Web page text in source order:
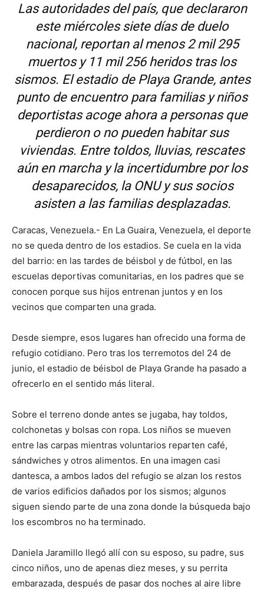
Las autoridades del país, que declararon
este miércoles siete días de duelo
nacional, reportan al menos 2 mil 295
muertos y 11 mil 256 heridos tras los
sismos. El estadio de Playa Grande, antes
punto de encuentro para familias y niños
deportistas acoge ahora a personas que
perdieron o no pueden habitar sus
viviendas. Entre toldos, lluvias, rescates
aún en marcha y la incertidumbre por los
desaparecidos, la ONU y sus socios
asisten a las familias desplazadas.
Caracas, Venezuela.- En La Guaira, Venezuela, el deporte
no se queda dentro de los estadios. Se cuela en la vida
del barrio: en las tardes de béisbol y de fútbol, en las
escuelas deportivas comunitarias, en los padres que se
conocen porque sus hijos entrenan juntos y en los
vecinos que comparten una grada.
Desde siempre, esos lugares han ofrecido una forma de
refugio cotidiano. Pero tras los terremotos del 24 de
junio, el estadio de béisbol de Playa Grande ha pasado a
ofrecerlo en el sentido más literal.
Sobre el terreno donde antes se jugaba, hay toldos,
colchonetas y bolsas con ropa. Los niños se mueven
entre las carpas mientras voluntarios reparten café,
sándwiches y otros alimentos. En una imagen casi
dantesca, a ambos lados del refugio se alzan los restos
de varios edificios dañados por los sismos; algunos
siguen siendo parte de una zona donde la búsqueda bajo
los escombros no ha terminado.
Daniela Jaramillo llegó allí con su esposo, su padre, sus
cinco niños, uno de apenas diez meses, y su perrita
embarazada, después de pasar dos noches al aire libre